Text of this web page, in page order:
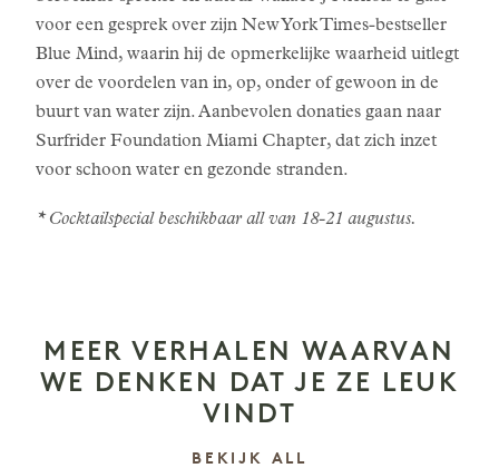
voor een gesprek over zijn New York Times-bestseller
Blue Mind, waarin hij de opmerkelijke waarheid uitlegt
over de voordelen van in, op, onder of gewoon in de
buurt van water zijn. Aanbevolen donaties gaan naar
Surfrider Foundation Miami Chapter, dat zich inzet
voor schoon water en gezonde stranden.
* Cocktailspecial beschikbaar all van 18-21 augustus.
MEER VERHALEN WAARVAN
WE DENKEN DAT JE ZE LEUK
VINDT
BEKIJK ALL